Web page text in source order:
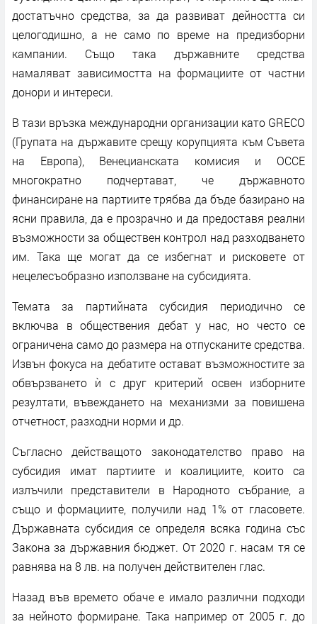
достатъчно средства, за да развиват дейността си
целогодишно, а не само по време на предизборни
кампании. Също така държавните средства
намаляват зависимостта на формациите от частни
донори и интереси.
В тази връзка международни организации като GRECO
(Групата на държавите срещу корупцията към Съвета
на Европа), Венецианската комисия и ОССЕ
многократно подчертават, че държавното
финансиране на партиите трябва да бъде базирано на
ясни правила, да е прозрачно и да предоставя реални
възможности за обществен контрол над разходването
им. Така ще могат да се избегнат и рисковете от
нецелесъобразно използване на субсидията.
Темата за партийната субсидия периодично се
включва в обществения дебат у нас, но често се
ограничена само до размера на отпусканите средства.
Извън фокуса на дебатите остават възможностите за
обвързването ѝ с друг критерий освен изборните
резултати, въвеждането на механизми за повишена
отчетност, разходни норми и др.
Съгласно действащото законодателство право на
субсидия имат партиите и коалициите, които са
излъчили представители в Народното събрание, а
също и формациите, получили над 1% от гласовете.
Държавната субсидия се определя всяка година със
Закона за държавния бюджет. От 2020 г. насам тя се
равнява на 8 лв. на получен действителен глас.
Назад във времето обаче е имало различни подходи
за нейното формиране. Така например от 2005 г. до